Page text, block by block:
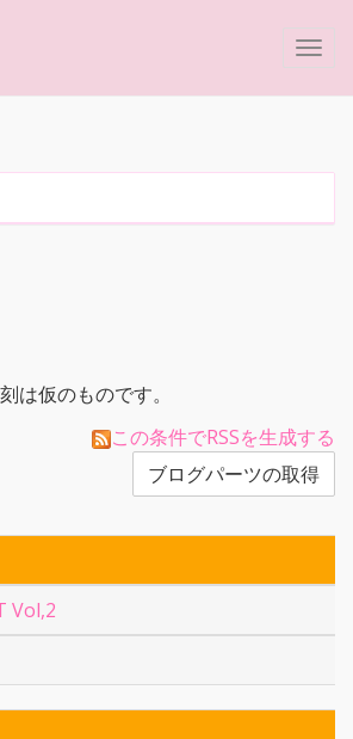
は仮のものです。
この条件でRSSを生成する
ブログパーツの取得
Vol,2